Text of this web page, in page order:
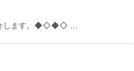
介します。◆◇◆◇ ...